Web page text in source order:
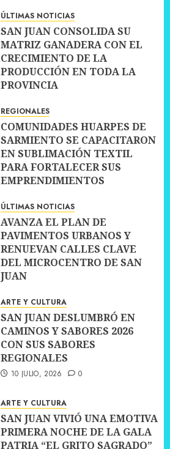
ÚLTIMAS NOTICIAS
SAN JUAN CONSOLIDA SU
MATRIZ GANADERA CON EL
CRECIMIENTO DE LA
PRODUCCIÓN EN TODA LA
PROVINCIA
REGIONALES
COMUNIDADES HUARPES DE
SARMIENTO SE CAPACITARON
EN SUBLIMACIÓN TEXTIL
PARA FORTALECER SUS
EMPRENDIMIENTOS
ÚLTIMAS NOTICIAS
AVANZA EL PLAN DE
PAVIMENTOS URBANOS Y
RENUEVAN CALLES CLAVE
DEL MICROCENTRO DE SAN
JUAN
ARTE Y CULTURA
SAN JUAN DESLUMBRÓ EN
CAMINOS Y SABORES 2026
CON SUS SABORES
REGIONALES
10 JULIO, 2026 0
ARTE Y CULTURA
SAN JUAN VIVIÓ UNA EMOTIVA
PRIMERA NOCHE DE LA GALA
PATRIA “EL GRITO SAGRADO”